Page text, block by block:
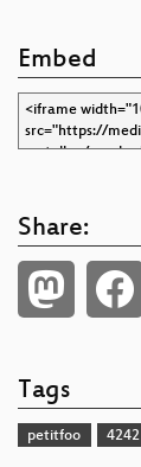
Embed
Share:
Tags
petitfoo 4242